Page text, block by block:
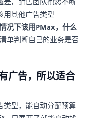
用其他广告类型
况下该用PMax，什么
单判断自己的业务是否
广告，所以适合
类型，能自动分配预算